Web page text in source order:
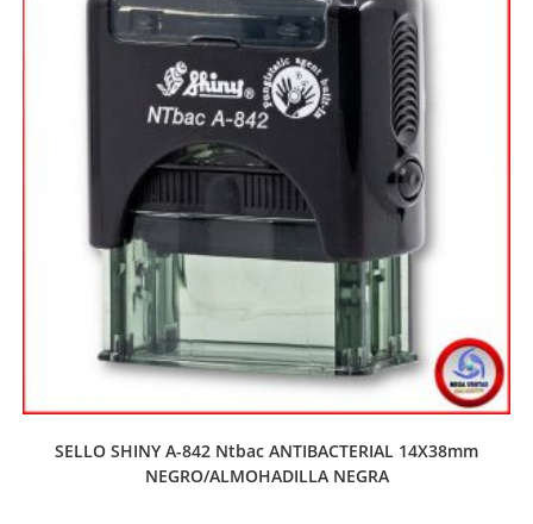
SELLO SHINY A-842 Ntbac ANTIBACTERIAL 14X38mm
NEGRO/ALMOHADILLA NEGRA